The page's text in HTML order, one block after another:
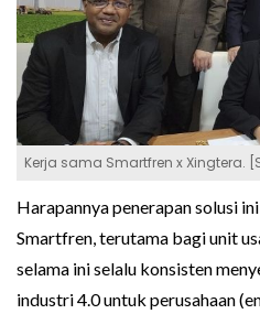
Kerja sama Smartfren x Xingtera.
Harapannya penerapan solusi
Smartfren, terutama bagi unit
selama ini selalu konsisten
industri 4.0 untuk perusahaan